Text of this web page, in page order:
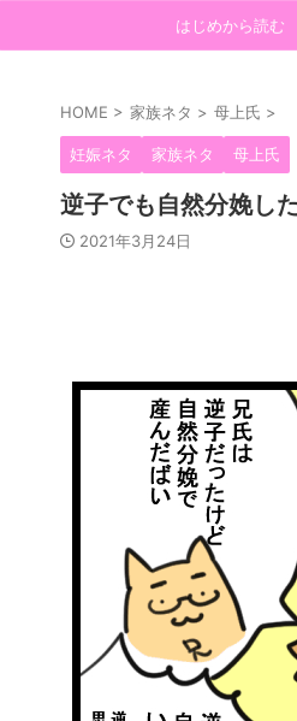
はじめから読む
HOME > 家族ネタ > 母上氏 >
妊娠ネタ 家族ネタ 母上氏
逆子でも自然分娩し
2021年3月24日